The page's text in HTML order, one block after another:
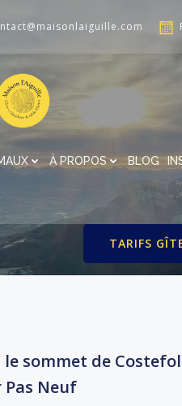
À PROPOS BLOG
TARIFS
le sommet de
Neuf